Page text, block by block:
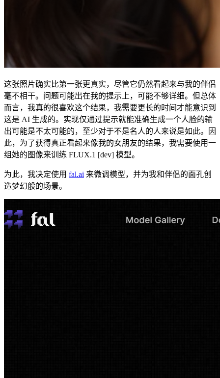
这张照片确实比第一张更真实，尽管它仍然看起来与我的伴侣
毫不相干。问题可能出在我的提示上，可能不够详细。但总体
而言，我真的很喜欢这个结果，我需要更长的时间才能意识到
这是 AI 生成的。实现仅通过提示就能准确生成一个人脸的输
出可能是不太可能的，至少对于不是名人的人来说是如此。因
此，为了获得真正看起来像我的女朋友的结果，我需要使用一
组她的图像来训练 FLUX.1 [dev] 模型。
为此，我决定使用 fal.ai 来微调模型，并为我和伴侣的面孔创
造梦幻般的场景。